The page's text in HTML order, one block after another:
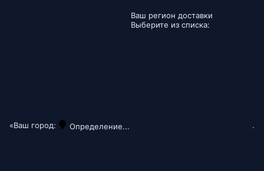
«Ваш город: Определение...
Ваш регион доставки
Выберите из списка:
.